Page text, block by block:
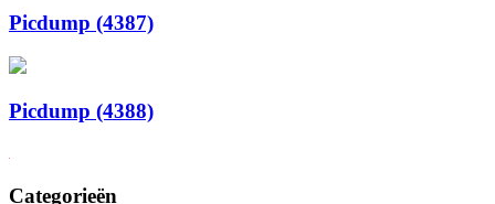
Picdump (4387)
Picdump (4388)
Categorieën